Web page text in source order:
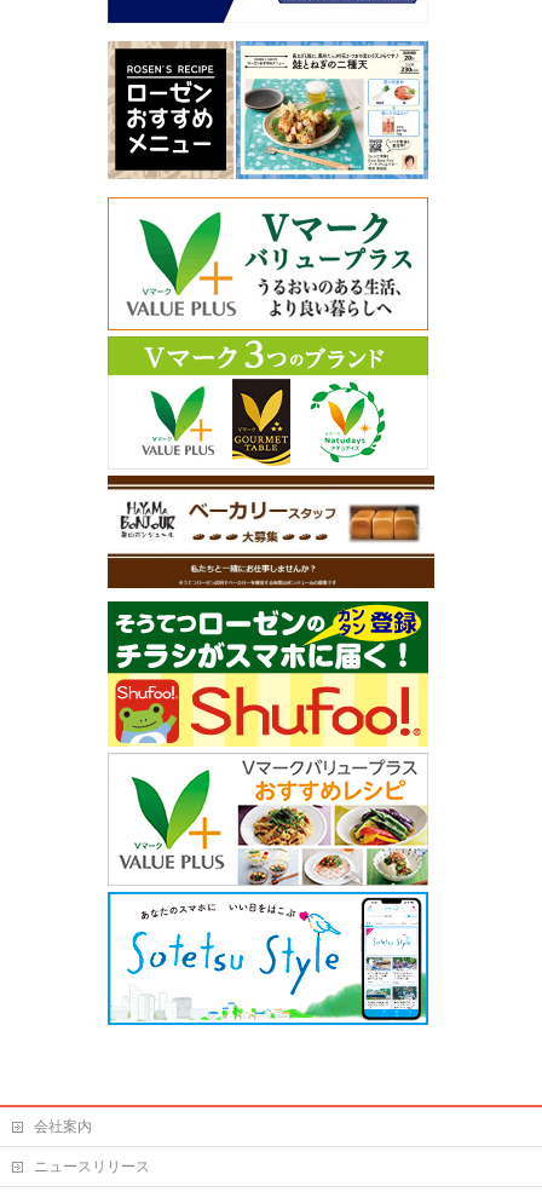
会社案内
ニュースリリース